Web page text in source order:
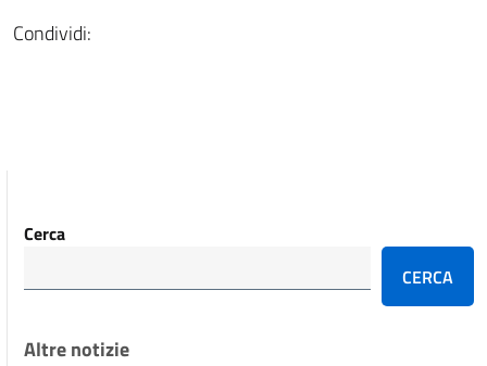
Condividi:
Cerca
CERCA
Altre notizie